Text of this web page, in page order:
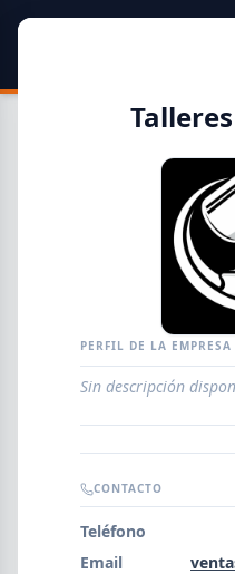
Guía de Empresas
EMPRESAS
Error al
PERFIL DE LA EMPRESA
Sin descripción
CONTACTO
Teléfono
Email